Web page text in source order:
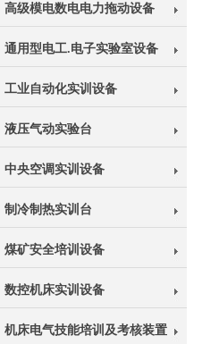
高级模电数电电力拖动设备
通用型电工.电子实验室设备
工业自动化实训设备
液压气动实验台
中央空调实训设备
制冷制热实训台
煤矿安全培训设备
数控机床实训设备
机床电气技能培训及考核装置